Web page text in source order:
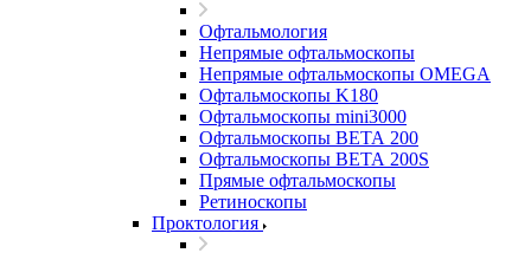
Офтальмология
Непрямые офтальмоскопы
Непрямые офтальмоскопы OMEGA
Офтальмоскопы K180
Офтальмоскопы mini3000
Офтальмоскопы ВЕТА 200
Офтальмоскопы ВЕТА 200S
Прямые офтальмоскопы
Ретиноскопы
Проктология